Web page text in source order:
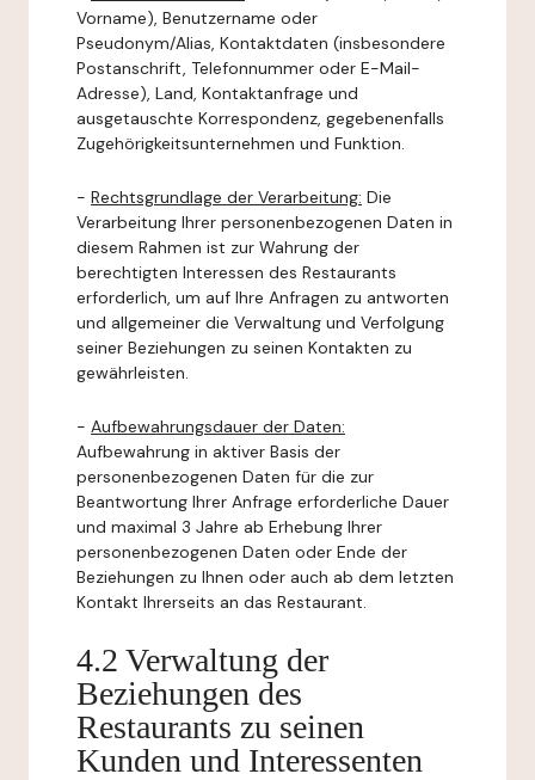
Vorname), Benutzername oder
Pseudonym/Alias, Kontaktdaten (insbesondere
Postanschrift, Telefonnummer oder E-Mail-
Adresse), Land, Kontaktanfrage und
ausgetauschte Korrespondenz, gegebenenfalls
Zugehörigkeitsunternehmen und Funktion.
- Rechtsgrundlage der Verarbeitung: Die
Verarbeitung Ihrer personenbezogenen Daten in
diesem Rahmen ist zur Wahrung der
berechtigten Interessen des Restaurants
erforderlich, um auf Ihre Anfragen zu antworten
und allgemeiner die Verwaltung und Verfolgung
seiner Beziehungen zu seinen Kontakten zu
gewährleisten.
- Aufbewahrungsdauer der Daten:
Aufbewahrung in aktiver Basis der
personenbezogenen Daten für die zur
Beantwortung Ihrer Anfrage erforderliche Dauer
und maximal 3 Jahre ab Erhebung Ihrer
personenbezogenen Daten oder Ende der
Beziehungen zu Ihnen oder auch ab dem letzten
Kontakt Ihrerseits an das Restaurant.
4.2 Verwaltung der
Beziehungen des
Restaurants zu seinen
Kunden und Interessenten